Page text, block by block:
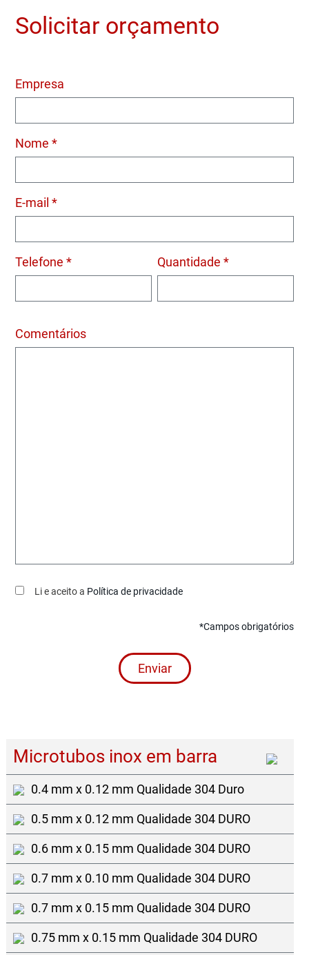
Microtubos inox em barra
0.4 mm x 0.12 mm Qualidade 304 Duro
0.5 mm x 0.12 mm Qualidade 304 DURO
0.6 mm x 0.15 mm Qualidade 304 DURO
0.7 mm x 0.10 mm Qualidade 304 DURO
0.7 mm x 0.15 mm Qualidade 304 DURO
0.75 mm x 0.15 mm Qualidade 304 DURO
Solicitar orçamento
Empresa
Nome *
E-mail *
Telefone * Quantidade *
Comentários
Li e aceito a Política de privacidade
*Campos obrigatórios
Enviar